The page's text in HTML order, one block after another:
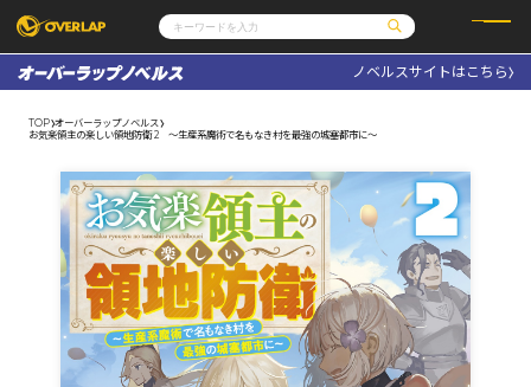
コミックガルド
コミッククリエ
LiQulle
ノベルス
ノベルスf
コミックエッセイ
ポケットモンスター
アニメ
ゲーム
OVERLAP STORE
オーバーラップ広報室
企業
会社概要
採用情報
アクセス
オーバーラップホールディングス
お問い合わせはこちら
オーバーラップ文庫
オーバーラップノベルス
ノベルスサイトはこちら
TOP オーバーラップノベルス
お気楽領主の楽しい領地防衛 2 ～生産系魔術で名もなき村を最強の城塞都市に～